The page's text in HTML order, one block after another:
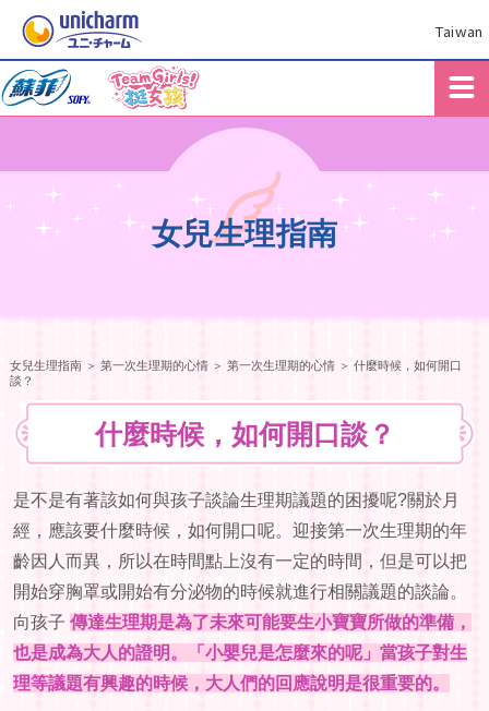
Taiwan
女兒生理指南
女兒生理指南＞ 第一次生理期的心情＞ 第一次生理期的心情 ＞ 什麼時候，如何開口
談？
什麼時候，如何開口談？
是不是有著該如何與孩子談論生理期議題的困擾呢?關於月
經，應該要什麼時候，如何開口呢。迎接第一次生理期的年
齡因人而異，所以在時間點上沒有一定的時間，但是可以把
開始穿胸罩或開始有分泌物的時候就進行相關議題的談論。
向孩子 傳達生理期是為了未來可能要生小寶寶所做的準備，
也是成為大人的證明。「小嬰兒是怎麼來的呢」當孩子對生
理等議題有興趣的時候，大人們的回應說明是很重要的。